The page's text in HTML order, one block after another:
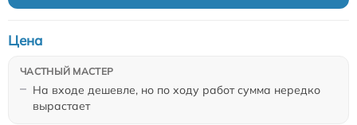
На входе дешевле, но по ходу работ сумма нередко
вырастает
Цена